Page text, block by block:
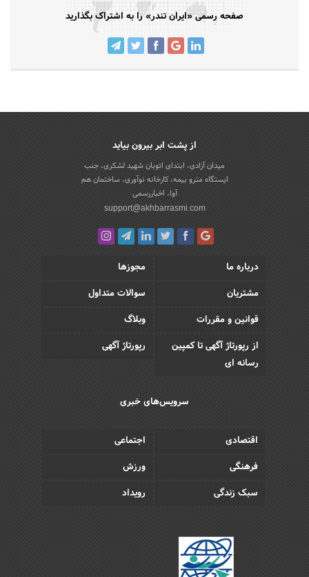
صفحه رسمی «ایران تندر» را به اشتراک بگذارید
از پشت ابر بیرون بیاید
میدان آزادی، ابتدای اتوبان شهید لشکری، جنب
ایستگاه مترو بیمه، کارخانه نوآوری، ساختمان هم
آوا، اخباررسمی
support@akhbarrasmi.com
درباره ما
مجوزها
مشتریان
سوالات متداول
قوانین و مقررات
وبلاگ
از رپورتاژ آگهی تا کمپین
رسانه ای
رپورتاژ آگهی
سرویس‌های خبری
اقتصادی
اجتماعی
فرهنگی
ورزش
سبک زندگی
رویداد